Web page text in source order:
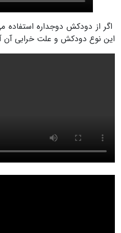
اگر از دودکش دوجداره استفاده
این نوع دودکش و علت خرابی آن